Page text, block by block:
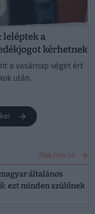
leléptek a
kérhetnek
a vasárnap véget ért
után.
Több friss hír
általános
ezt minden szülőnek